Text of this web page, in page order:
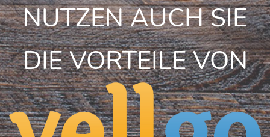
NUTZEN AUCH SIE
DIE VORTEILE VON